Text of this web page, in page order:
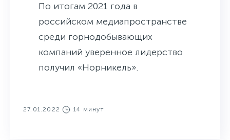
По итогам 2021 года в
российском медиапространстве
среди горнодобывающих
компаний уверенное лидерство
получил «Норникель».
27.01.2022 14 минут